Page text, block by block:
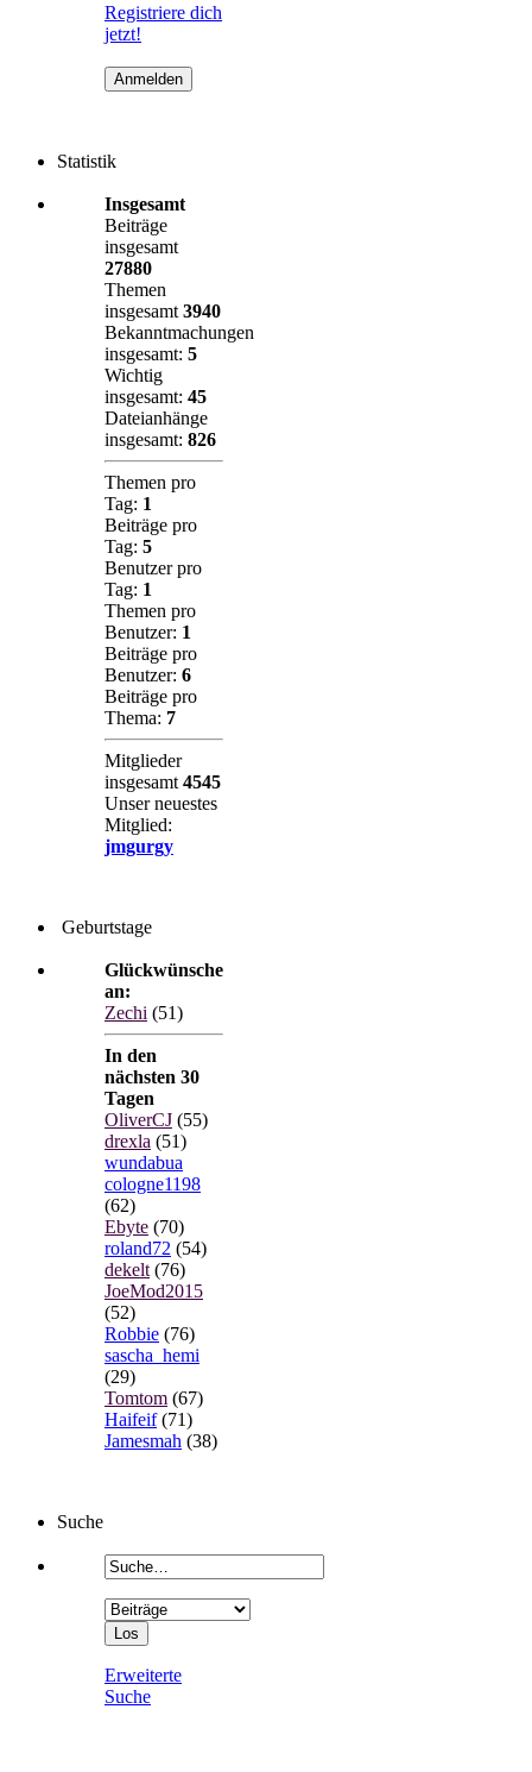
Registriere dich
jetzt!
Statistik
Insgesamt
Beiträge
insgesamt
27880
Themen
insgesamt 3940
Bekanntmachungen
insgesamt: 5
Wichtig
insgesamt: 45
Dateianhänge
insgesamt: 826
Themen pro
Tag: 1
Beiträge pro
Tag: 5
Benutzer pro
Tag: 1
Themen pro
Benutzer: 1
Beiträge pro
Benutzer: 6
Beiträge pro
Thema: 7
Mitglieder
insgesamt 4545
Unser neuestes
Mitglied:
jmgurgy
Geburtstage
Glückwünsche
an:
Zechi (51)
In den
nächsten 30
Tagen
OliverCJ (55)
drexla (51)
wundabua
cologne1198
(62)
Ebyte (70)
roland72 (54)
dekelt (76)
JoeMod2015
(52)
Robbie (76)
sascha_hemi
(29)
Tomtom (67)
Haifeif (71)
Jamesmah (38)
Suche
Erweiterte
Suche